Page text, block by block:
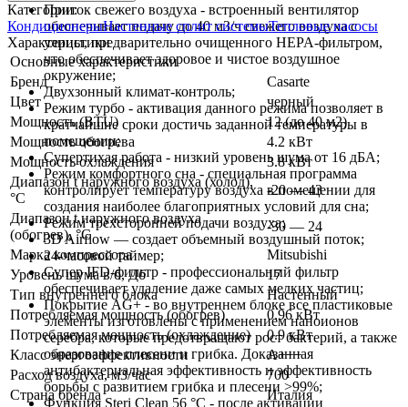
Приток свежего воздуха - встроенный вентилятор
обеспечивает подачу до 40 м3/ч свежего воздуха с
улицы, предварительно очищенного HEPA-фильтром,
что обеспечивает здоровое и чистое воздушное
окружение;
Двухзонный климат-контроль;
Режим турбо - активация данного режима позволяет в
кратчайшие сроки достичь заданной температуры в
помещении;
Супертихая работа - низкий уровень шума от 16 дБА;
Режим комфортного сна - специальная программа
контролирует температуру воздуха в помещении для
создания наиболее благоприятных условий для сна;
Режим трёхсторонней подачи воздуха;
3D Airflow — создает объемный воздушный поток;
24-часовой таймер;
Супер IFD-фильтр - профессиональный фильтр
обеспечивает удаление даже самых мелких частиц;
Покрытие AG+ - во внутреннем блоке все пластиковые
элементы изготовлены с применением наноионов
серебра, которые предотвращают рост бактерий, а также
образование плесени и грибка. Доказанная
антибактериальная эффективность и эффективность
борьбы с развитием грибка и плесени >99%;
Функция Steri Clean 56 °C - после активации
Категории:
КондиционерыНастенные сплит системыТепловые насосы
Характеристики
Основные характеристики
Бренд
Casarte
Цвет
черный
Мощность (BTU)
12 (до 40 м2)
Мощность обогрева
4.2 кВт
Мощность охлаждения
3.8 кВт
Диапазон t наружного воздуха (холод),
°C
-20 — 43
Диапазон t наружного воздуха
(обогрев), °C
-30 — 24
Марка компрессора
Mitsubishi
Уровень шума в/б, Дб
17
Тип внутреннего блока
Настенный
Потребляемая мощность (обогрев)
0.96 кВт
Потребляемая мощность (охлаждение)
0.9 кВт
Класс энергоэффективности
A+++
Расход воздуха, м3/час
700
Страна бренда
Италия